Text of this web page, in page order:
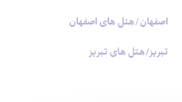
اصفهان/هتل های اصفهان
تبریز/هتل های تبریز